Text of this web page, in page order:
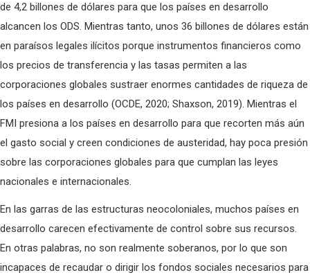
de 4,2 billones de dólares para que los países en desarrollo
alcancen los ODS. Mientras tanto, unos 36 billones de dólares están
en paraísos legales ilícitos porque instrumentos financieros como
los precios de transferencia y las tasas permiten a las
corporaciones globales sustraer enormes cantidades de riqueza de
los países en desarrollo (OCDE, 2020; Shaxson, 2019). Mientras el
FMI presiona a los países en desarrollo para que recorten más aún
el gasto social y creen condiciones de austeridad, hay poca presión
sobre las corporaciones globales para que cumplan las leyes
nacionales e internacionales.
En las garras de las estructuras neocoloniales, muchos países en
desarrollo carecen efectivamente de control sobre sus recursos.
En otras palabras, no son realmente soberanos, por lo que son
incapaces de recaudar o dirigir los fondos sociales necesarios para